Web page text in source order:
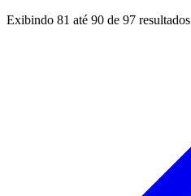
Exibindo 81 até 90 de 97 resultados